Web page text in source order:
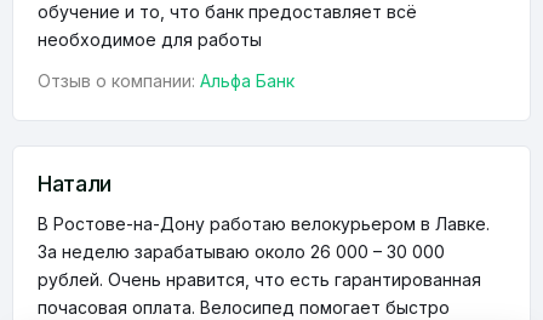
обучение и то, что банк предоставляет всё
необходимое для работы
Отзыв о компании: Альфа Банк
Натали
В Ростове-на-Дону работаю велокурьером в Лавке.
За неделю зарабатываю около 26 000 – 30 000
рублей. Очень нравится, что есть гарантированная
почасовая оплата. Велосипед помогает быстро